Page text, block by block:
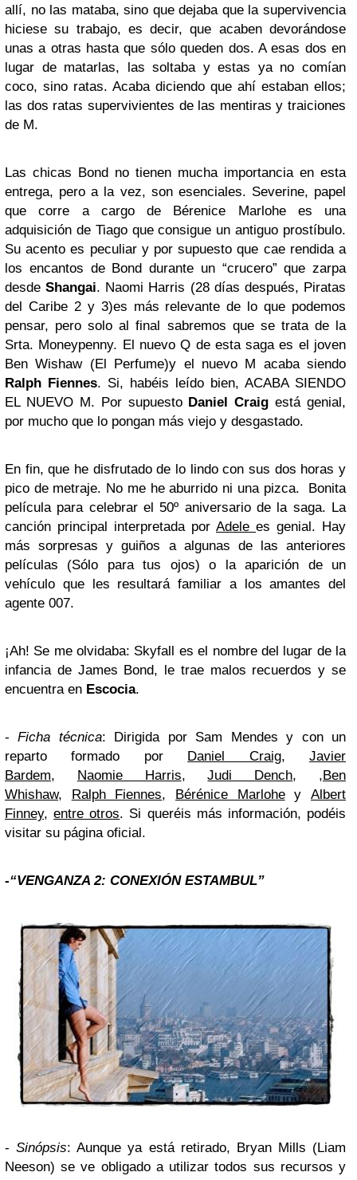
allí, no las mataba, sino que dejaba que la supervivencia
hiciese su trabajo, es decir, que acaben devorándose
unas a otras hasta que sólo queden dos. A esas dos en
lugar de matarlas, las soltaba y estas ya no comían
coco, sino ratas. Acaba diciendo que ahí estaban ellos;
las dos ratas supervivientes de las mentiras y traiciones
de M.
Las chicas Bond no tienen mucha importancia en esta
entrega, pero a la vez, son esenciales. Severine, papel
que corre a cargo de Bérenice Marlohe es una
adquisición de Tiago que consigue un antiguo prostíbulo.
Su acento es peculiar y por supuesto que cae rendida a
los encantos de Bond durante un “crucero” que zarpa
desdeShangai. Naomi Harris (28 días después, Piratas
del Caribe 2 y 3)es más relevante de lo que podemos
pensar, pero solo al final sabremos que se trata de la
Srta. Moneypenny. El nuevo Q de esta saga es el joven
Ben Wishaw (El Perfume)y el nuevo M acaba siendo
Ralph Fiennes. Si, habéis leído bien, ACABA SIENDO
EL NUEVO M. Por supuesto Daniel Craig está genial,
por mucho que lo pongan más viejo y desgastado.
En fin, que he disfrutado de lo lindo con sus dos horas y
pico de metraje. No me he aburrido ni una pizca. Bonita
película para celebrar el 50º aniversario de la saga. La
canción principal interpretada por Adele es genial. Hay
más sorpresas y guiños a algunas de las anteriores
películas (Sólo para tus ojos) o la aparición de un
vehículo que les resultará familiar a los amantes del
agente 007.
¡Ah! Se me olvidaba: Skyfall es el nombre del lugar de la
infancia de James Bond, le trae malos recuerdos y se
encuentra en Escocia.
-Ficha técnica: Dirigida por Sam Mendes y con un
reparto formado por
Daniel Craig,Javier
Bardem, Naomie Harris,Judi Dench, , Ben
Whishaw, Ralph Fiennes, Bérénice MarloheyAlbert
Finney,entre otros. Si queréis más información, podéis
visitar su página oficial.
-“VENGANZA 2: CONEXIÓN ESTAMBUL”
-Sinópsis: Aunque ya está retirado, Bryan Mills (Liam
Neeson) se ve obligado a utilizar todos sus recursos y